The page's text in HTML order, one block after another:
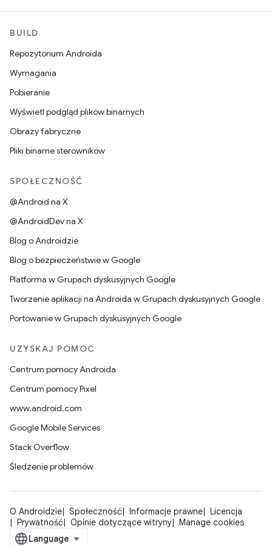
BUILD
Repozytorium Androida
Wymagania
Pobieranie
Wyświetl podgląd plików binarnych
Obrazy fabryczne
Pliki binarne sterowników
SPOŁECZNOŚĆ
@Android na X
@AndroidDev na X
Blog o Androidzie
Blog o bezpieczeństwie w Google
Platforma w Grupach dyskusyjnych Google
Tworzenie aplikacji na Androida w Grupach dyskusyjnych Google
Portowanie w Grupach dyskusyjnych Google
UZYSKAJ POMOC
Centrum pomocy Androida
Centrum pomocy Pixel
www.android.com
Google Mobile Services
Stack Overflow
Śledzenie problemów
O Androidzie Społeczność Informacje prawne
Licencja
Prywatność
Opinie dotyczące witryny Manage cookies